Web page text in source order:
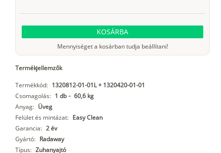
KOSÁRBA
Mennyiséget a kosárban tudja beállítani!
Termékjellemzők
Termékkód: 1320812-01-01L + 1320420-01-01
Csomagolás: 1 db - 60,6 kg
Anyag: Üveg
Felület és mintázat: Easy Clean
Garancia: 2 év
Gyártó: Radaway
Típus: Zuhanyajtó